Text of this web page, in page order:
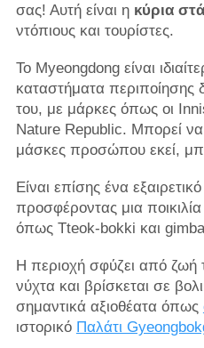
σας! Αυτή είναι η κύρια
ντόπιους και τουρίστες.
Το Myeongdong είναι
καταστήματα περιποίησης
του, με μάρκες όπως οι
Nature Republic. Μπορεί
μάσκες προσώπου εκεί,
Είναι επίσης ένα
προσφέροντας μια
όπως Tteok-bokki και
Η περιοχή σφύζει από ζωή
νύχτα και βρίσκεται σε
σημαντικά αξιοθέατα όπως
ιστορικό Παλάτι